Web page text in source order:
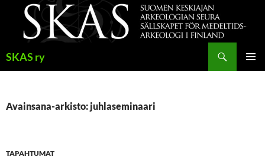
sisältöön
SKAS ry
Avainsana-arkisto: juhlaseminaari
TAPAHTUMAT